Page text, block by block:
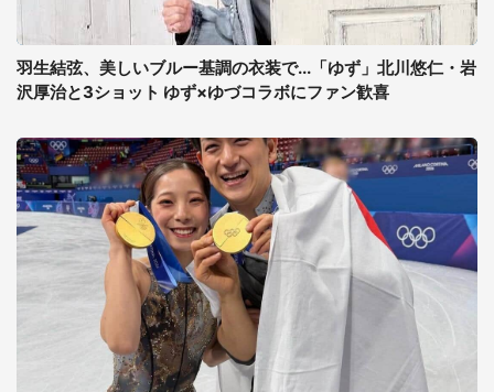
羽生結弦、美しいブルー基調の衣装で...「ゆず」北川悠仁・岩
沢厚治と3ショット ゆず×ゆづコラボにファン歓喜